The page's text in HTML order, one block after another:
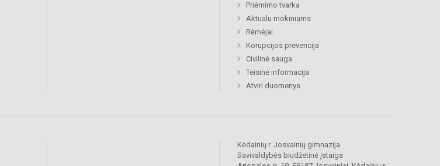
Priėmimo tvarka
Aktualu mokiniams
Rėmėjai
Korupcijos prevencija
Civilinė sauga
Teisinė informacija
Atviri duomenys
Kėdainių r. Josvainių gimnazija
Savivaldybės biudžetinė įstaiga